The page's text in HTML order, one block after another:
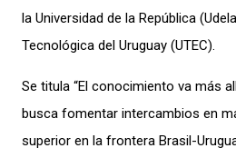
la Universidad de la República
Tecnológica del Uruguay (UTEC).
Se titula “El conocimiento va más
busca fomentar intercambios en
superior en la frontera Brasil-